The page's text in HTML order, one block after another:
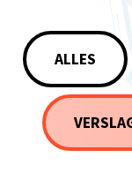
ALLES